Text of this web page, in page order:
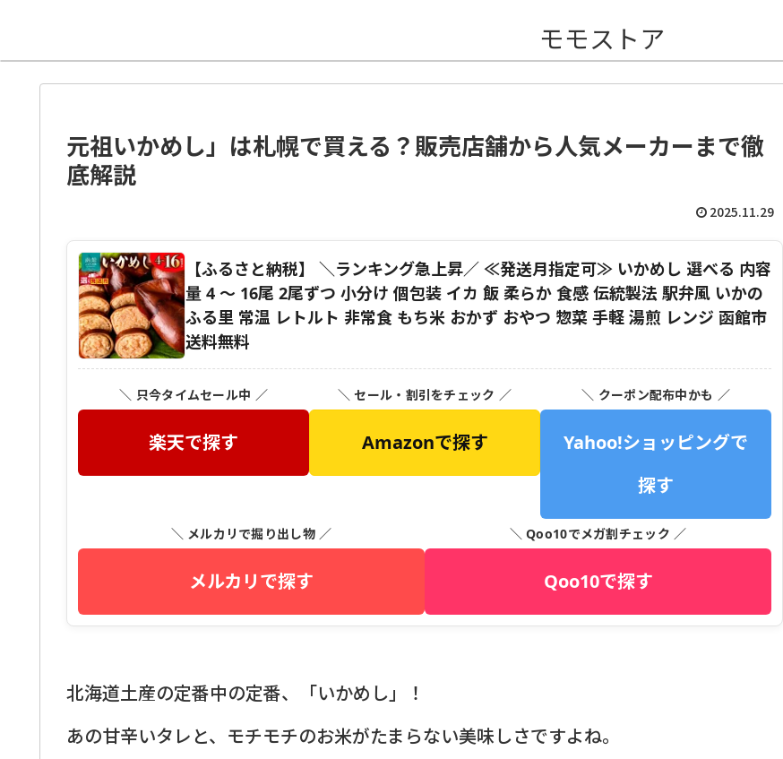
モモストア
元祖いかめし」は札幌で買える？販売店舗から人気メーカーまで徹
底解説
2025.11.29
【ふるさと納税】 ＼ランキング急上昇／ ≪発送月指定可≫ いかめし 選べる 内容
量 4 〜 16尾 2尾ずつ 小分け 個包装 イカ 飯 柔らか 食感 伝統製法 駅弁風 いかの
ふる里 常温 レトルト 非常食 もち米 おかず おやつ 惣菜 手軽 湯煎 レンジ 函館市
送料無料
＼ 只今タイムセール中 ／
楽天で探す
＼ セール・割引をチェック ／
Amazonで探す
＼ クーポン配布中かも ／
Yahoo!ショッピングで
探す
＼ メルカリで掘り出し物 ／
メルカリで探す
＼ Qoo10でメガ割チェック ／
Qoo10で探す
北海道土産の定番中の定番、「いかめし」！
あの甘辛いタレと、モチモチのお米がたまらない美味しさですよね。